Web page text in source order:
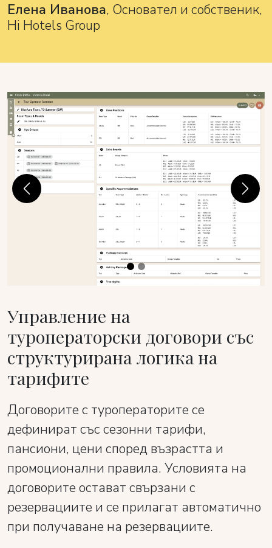
Елена Иванова, Основател и собственик,
Hi Hotels Group
Управление на
туроператорски договори със
структурирана логика на
тарифите
Договорите с туроператорите се
дефинират със сезонни тарифи,
пансиони, цени според възрастта и
промоционални правила. Условията на
договорите остават свързани с
резервациите и се прилагат автоматично
при получаване на резервациите.
Previous Next